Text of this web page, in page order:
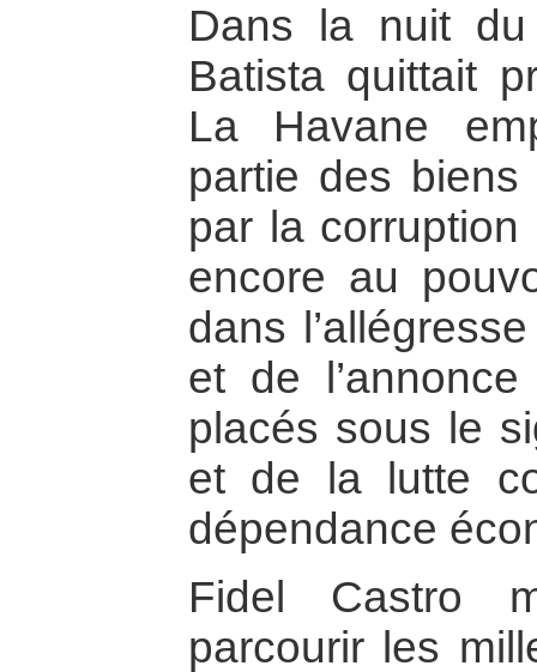
Dans la nuit
Batista quittait
La Havane
partie des biens
par la corruption
encore au
dans
et de
placés sous le
et de la lutte
dépendance
Fidel Castro
parcourir les